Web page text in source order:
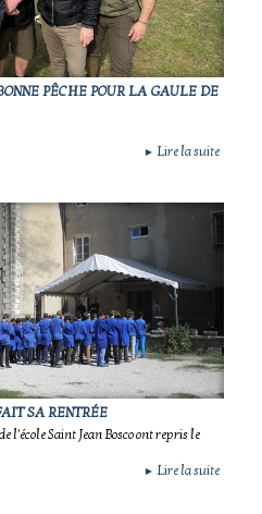
PÊCHE POUR LA GAULE DE
► Lire la suite
SA RENTRÉE
l'école Saint Jean Bosco ont repris le
► Lire la suite